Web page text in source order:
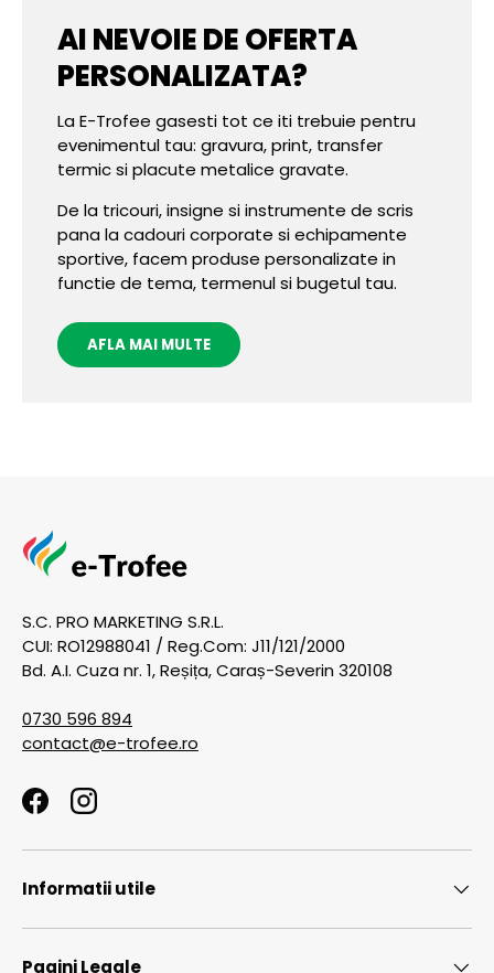
AI NEVOIE DE OFERTA
PERSONALIZATA?
La E-Trofee gasesti tot ce iti trebuie pentru
evenimentul tau: gravura, print, transfer
termic si placute metalice gravate.
De la tricouri, insigne si instrumente de scris
pana la cadouri corporate si echipamente
sportive, facem produse personalizate in
functie de tema, termenul si bugetul tau.
AFLA MAI MULTE
S.C. PRO MARKETING S.R.L.
CUI: RO12988041 / Reg.Com: J11/121/2000
Bd. A.I. Cuza nr. 1, Reșița, Caraș-Severin 320108
0730 596 894
contact@e-trofee.ro
FacebookInstagram
Informatii utile
Pagini Legale